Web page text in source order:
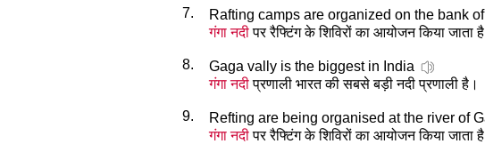
7.
Rafting camps are organized on the bank
गंगा नदीपर रैफ्टिंग के शिविरों का आयोजन किया जाता
8.
Gaga vally is the biggest in India
गंगा नदीप्रणाली भारत की सबसे बड़ी नदी प्रणाली है।
9.
Refting are being organised at the river of
गंगा नदीपर रैफ्टिंग के शिविरों का आयोजन किया जाता